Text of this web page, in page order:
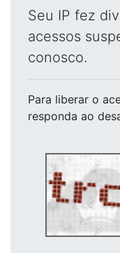
Seu IP fez
acessos
conosco.
Para liberar o
responda ao